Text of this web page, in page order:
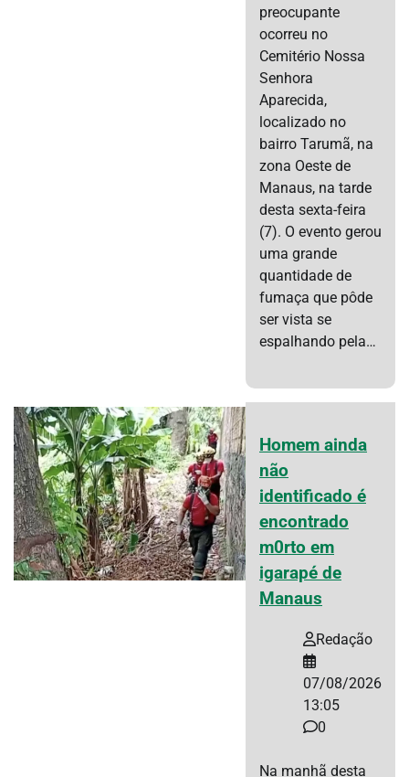
preocupante
ocorreu no
Cemitério Nossa
Senhora
Aparecida,
localizado no
bairro Tarumã, na
zona Oeste de
Manaus, na tarde
desta sexta-feira
(7). O evento gerou
uma grande
quantidade de
fumaça que pôde
ser vista se
espalhando pela…
Homem ainda
não
identificado é
encontrado
m0rto em
igarapé de
Manaus
Redação
07/08/2026
13:05
0
Na manhã desta